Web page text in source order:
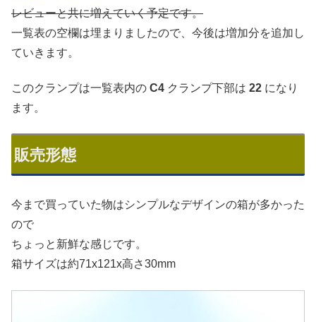
レビューと共に増えていく予定です。
一覧表の空欄は埋まりましたので、今後は増加分を追加し
ていきます。
このクランプは一覧表内の C4 クランプ下部は 22 になり
ます。
販売形態
今まで買っていた物はシンプルなデザインの箱が多かった
ので
ちょっと新鮮な感じです。
箱サイズは約71x121x高さ30mm